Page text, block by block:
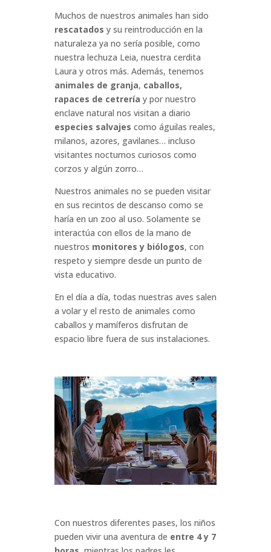
Muchos de nuestros animales han sido
rescatados y su reintroducción en la
naturaleza ya no sería posible, como
nuestra lechuza Leia, nuestra cerdita
Laura y otros más. Además, tenemos
animales de granja, caballos,
rapaces de cetrería y por nuestro
enclave natural nos visitan a diario
especies salvajes como águilas reales,
milanos, azores, gavilanes… incluso
visitantes nocturnos curiosos como
corzos y algún zorro…
Nuestros animales no se pueden visitar
en sus recintos de descanso como se
haría en un zoo al uso. Solamente se
interactúa con ellos de la mano de
nuestros monitores y biólogos, con
respeto y siempre desde un punto de
vista educativo.
En el día a día, todas nuestras aves salen
a volar y el resto de animales como
caballos y mamíferos disfrutan de
espacio libre fuera de sus instalaciones.
Con nuestros diferentes pases, los niños
pueden vivir una aventura de entre 4 y 7